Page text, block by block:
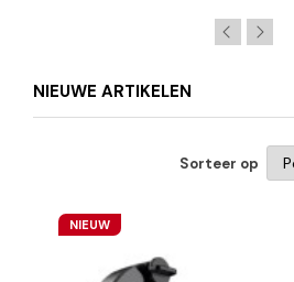
NIEUWE ARTIKELEN
Sorteer op
NIEUW